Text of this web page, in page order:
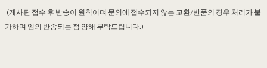
(게사판 접수 후 반송이 원칙이며 문의에 접수되지 않는 교환/반품의 경우 처리가 불
가하며 임의 반송되는 점 양해 부탁드립니다.)